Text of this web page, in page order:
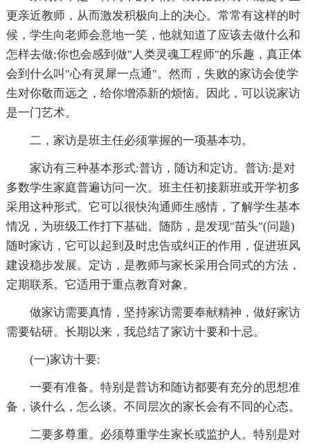
更亲近教师，从而激发积极向上的决心。常常有这样的时
候，学生向老师会意地一笑，他就知道了应该去做什么和
怎样去做;你也会感到做"人类灵魂工程师"的乐趣，真正体
会到什么叫"心有灵犀一点通"。然而，失败的家访会使学
生对你敬而远之，给你增添新的烦恼。因此，可以说家访
是一门艺术。
二，家访是班主任必须掌握的一项基本功。
家访有三种基本形式:普访，随访和定访。普访:是对
多数学生家庭普遍访问一次。班主任初接新班或开学初多
采用这种形式。它可以很快沟通师生感情，了解学生基本
情况，为班级工作打下基础。随防，是发现"苗头"(问题)
随时家访，它可以起到及时忠告或纠正的作用，促进班风
建设稳步发展。定访，是教师与家长采用合同式的方法，
定期联系。它适用于重点教育对象。
做家访需要真情，坚持家访需要奉献精神，做好家访
需要钻研。长期以来，我总结了家访十要和十忌。
(一)家访十要:
一要有准备。特别是普访和随访都要有充分的思想准
备，谈什么，怎么谈。不同层次的家长会有不同的心态。
二要多尊重。必须尊重学生家长或监护人。特别是对